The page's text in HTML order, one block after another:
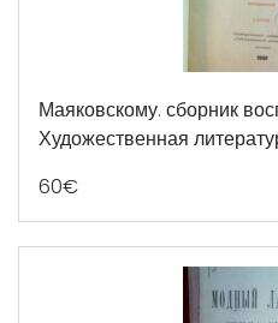
Маяковскому. сборник
Художественная
60€